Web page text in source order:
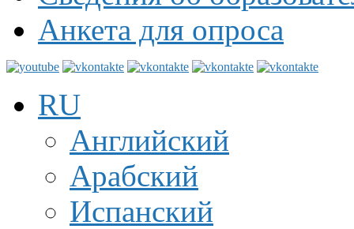
Анкета для опроса
RU
Английский
Арабский
Испанский